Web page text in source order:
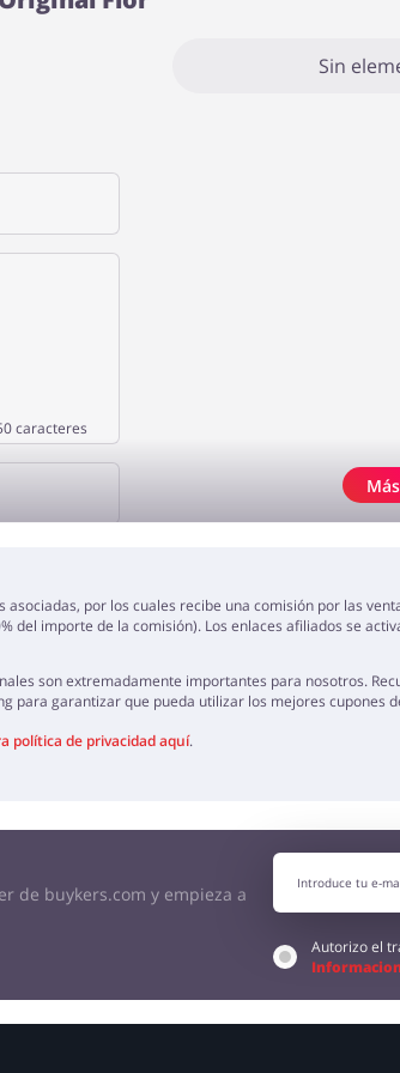
caracteres
Sin
Más
asociadas, por los cuales recibe una comisión por las
del importe de la comisión). Los enlaces afiliados se
son extremadamente importantes para nosotros.
para garantizar que pueda utilizar los mejores cupones
política de privacidad aquí.
de buykers.com y empieza a
Autorizo el